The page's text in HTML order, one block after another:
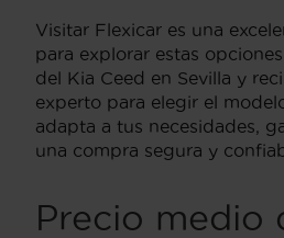
Visitar Flexicar es una
para explorar estas
del Kia Ceed en Sevilla y
experto para elegir el
adapta a tus necesidades,
una compra segura y
Precio medio